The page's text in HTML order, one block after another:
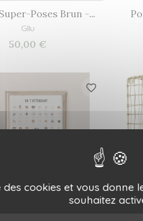
des cookies et vous donne
souhaitez
Poses Brun -...
Gllu
50,00 €
favorite_border